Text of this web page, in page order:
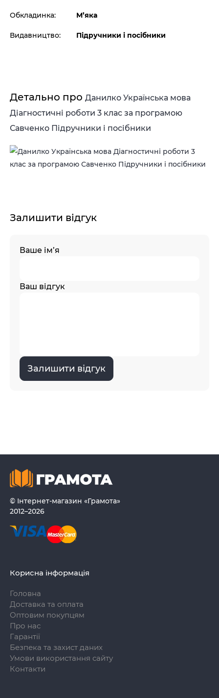
Обкладинка: М’яка
Видавництво: Підручники і посібники
Детально про Данилко Українська мова
Діагностичні роботи 3 клас за програмою
Савченко Підручники і посібники
Залишити відгук
Ваше ім’я
Ваш відгук
Залишити відгук
© Інтернет-магазин «Грамота»
2012–2026
Корисна інформація
Головна
Доставка та оплата
Оптовим покупцям
Про нас
Гарантії
Безпека та захист даних
Умови використання сайту
Контакти